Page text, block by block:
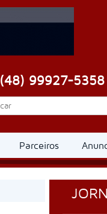
(48) 99927-5358
Parceiros